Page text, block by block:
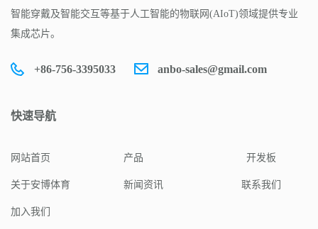
智能穿戴及智能交互等基于人工智能的物联网(AIoT)领域提供专业
集成芯片。
+86-756-3395033 anbo-sales@gmail.com
快速导航
网站首页 产品 开发板
关于安博体育 新闻资讯 联系我们
加入我们